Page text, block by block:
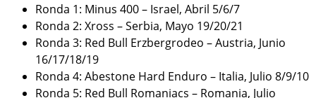
Ronda 1: Minus 400 – Israel, Abril 5/6/7
Ronda 2: Xross – Serbia, Mayo 19/20/21
Ronda 3: Red Bull Erzbergrodeo – Austria, Junio
16/17/18/19
Ronda 4: Abestone Hard Enduro – Italia, Julio 8/9/10
Ronda 5: Red Bull Romaniacs – Romania, Julio